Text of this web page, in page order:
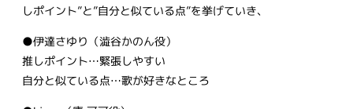
しポイント”と”自分と似ている点”を挙げていき、
●伊達さゆり（澁谷かのん役）
推しポイント…緊張しやすい
自分と似ている点…歌が好きなところ